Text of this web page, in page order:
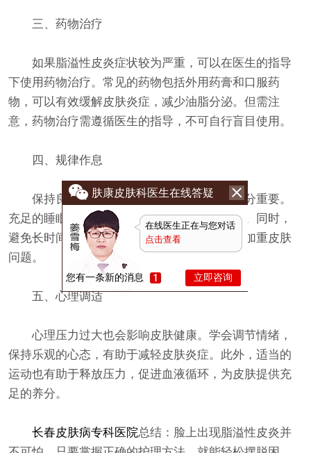
三、药物治疗
如果脂溢性皮炎症状较为严重，可以在医生的指导
下使用药物治疗。常见的药物包括外用药膏和口服药
物，可以有效缓解皮肤炎症，减少油脂分泌。但需注
意，药物治疗需遵循医生的指导，不可自行盲目使用。
四、规律作息
保持良好的作息习惯对于改善皮肤状况十分重要。
充足的睡眠有助于调节内分泌，减少油脂分泌。同时，
避免长时间面对电脑、手机等电子产品，以免加重皮肤
问题。
五、心理调适
心理压力过大也会影响皮肤健康。学会调节情绪，
保持乐观的心态，有助于减轻皮肤炎症。此外，适当的
运动也有助于释放压力，促进血液循环，为皮肤提供充
足的养分。
长春皮肤病专科医院总结：脸上出现脂溢性皮炎并
肤康皮肤科医生在线答疑
在线医生正在与您对话
点击查看
您有一条新的消息 立即咨询